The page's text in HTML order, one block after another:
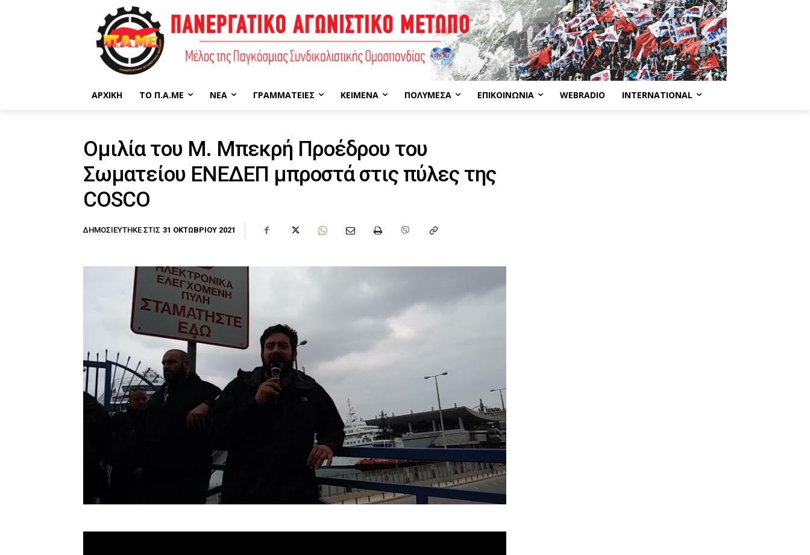
ΑΡΧΙΚΉ ΤΟ Π.Α.ΜΕ ΝΈΑ ΓΡΑΜΜΑΤΕΊΕΣ ΚΕΊΜΕΝΑ ΠΟΛΥΜΈΣΑ ΕΠΙΚΟΙΝΩΝΊΑ WEBRADIO INTERNATIONAL
Ομιλία του Μ. Μπεκρή Προέδρου του
Σωματείου ΕΝΕΔΕΠ μπροστά στις πύλες της
COSCO
ΔΗΜΟΣΙΕΎΤΗΚΕ ΣΤΙΣ 31 ΟΚΤΩΒΡΊΟΥ 2021